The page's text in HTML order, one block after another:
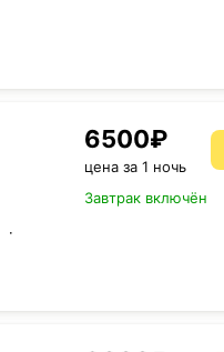
·
6500₽
цена за 1 ночь
Завтрак включён